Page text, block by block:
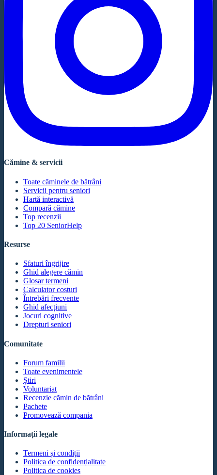
Cămine & servicii
Toate căminele de bătrâni
Servicii pentru seniori
Hartă interactivă
Compară cămine
Top recenzii
Top 20 SeniorHelp
Resurse
Sfaturi îngrijire
Ghid alegere cămin
Glosar termeni
Calculator costuri
Întrebări frecvente
Ghid afecțiuni
Jocuri cognitive
Drepturi seniori
Comunitate
Forum familii
Toate evenimentele
Știri
Voluntariat
Recenzie cămin de bătrâni
Pachete
Promovează compania
Informații legale
Termeni și condiții
Politica de confidențialitate
Politica de cookies